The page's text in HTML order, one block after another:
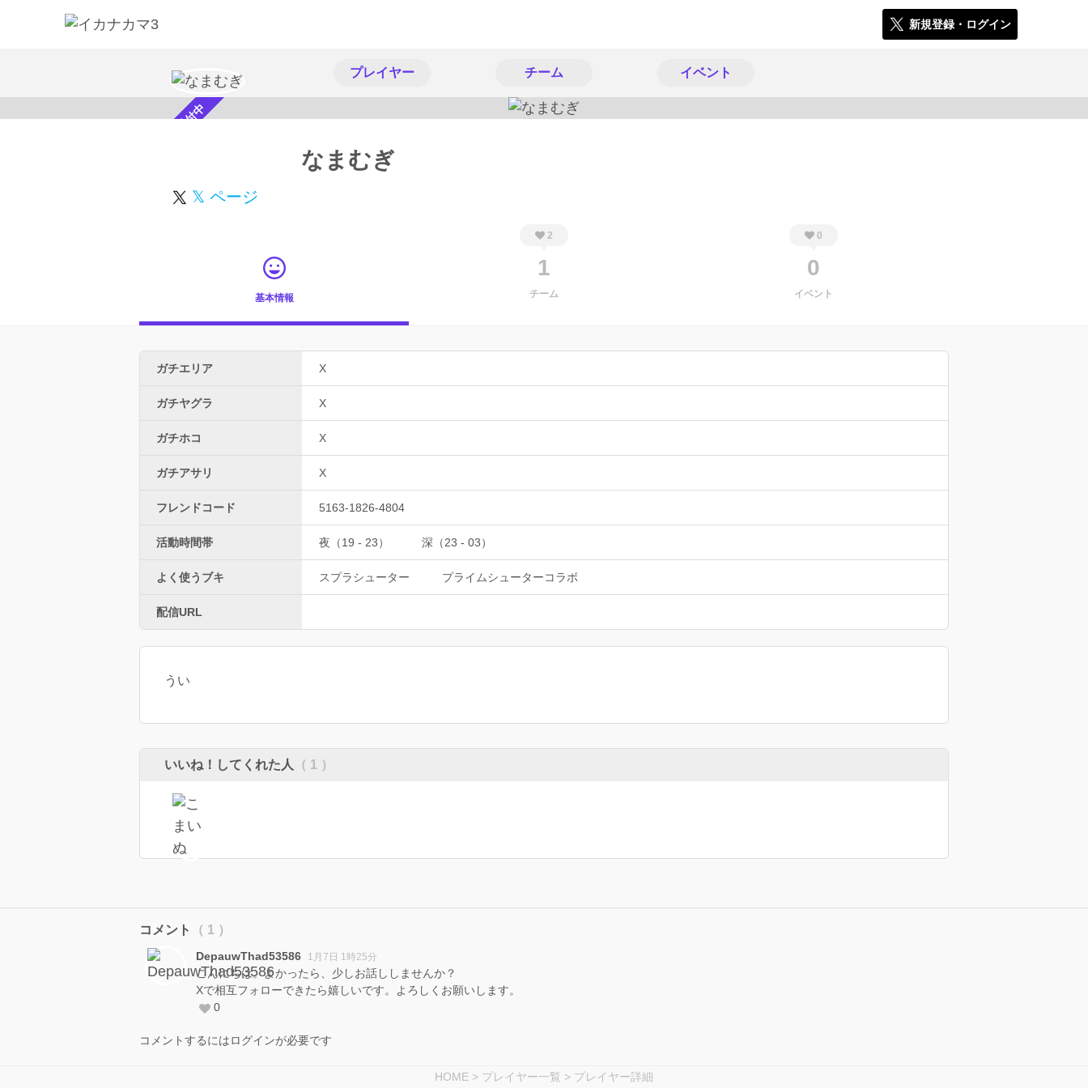
新規登録・ログイン
プレイヤー チーム イベント
スカウト受付中 なまむぎ
𝕏 ページ
基本情報
2
1
チーム
0
0
イベント
ガチエリア X
ガチヤグラ X
ガチホコ X
ガチアサリ X
フレンドコード 5163-1826-4804
活動時間帯 夜（19 - 23） 深（23 - 03）
よく使うブキ スプラシューター プライムシューターコラボ
配信URL
うい
いいね！してくれた人 （ 1 ）
コメント （ 1 ）
DepauwThad53586 1月7日 1時25分
こんにちは。よかったら、少しお話ししませんか？
Xで相互フォローできたら嬉しいです。よろしくお願いします。
0
コメントするにはログインが必要です
HOME > プレイヤー一覧 > プレイヤー詳細